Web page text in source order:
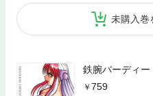
未購入巻
鉄腕バーディー
759